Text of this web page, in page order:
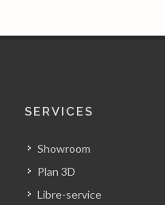
SERVICES
Showroom
Plan 3D
Libre-service